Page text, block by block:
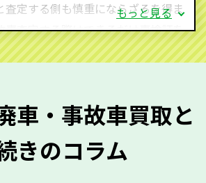
査定する側も慎重にならざるを得ま
車査定する際はできるだけ車検証を
車検証があることで車両状態や年式
く内容は以下の通りとなります。
もっと見る
車・事故車買取と
きのコラム